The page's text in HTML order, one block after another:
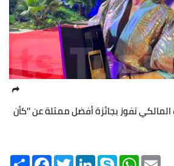
تفوز بجائزة أفضل ممثلة عن ''كأن
Share FacebookTwitterLinkedInSkype WhatsApp